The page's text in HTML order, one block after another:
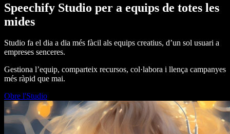
Speechify Studio per a equips de totes les
mides
Studio fa el dia a dia més fàcil als equips creatius, d’un sol usuari a
empreses senceres.
Gestiona l’equip, comparteix recursos, col·labora i llença campanyes
més ràpid que mai.
Obre l'Studio